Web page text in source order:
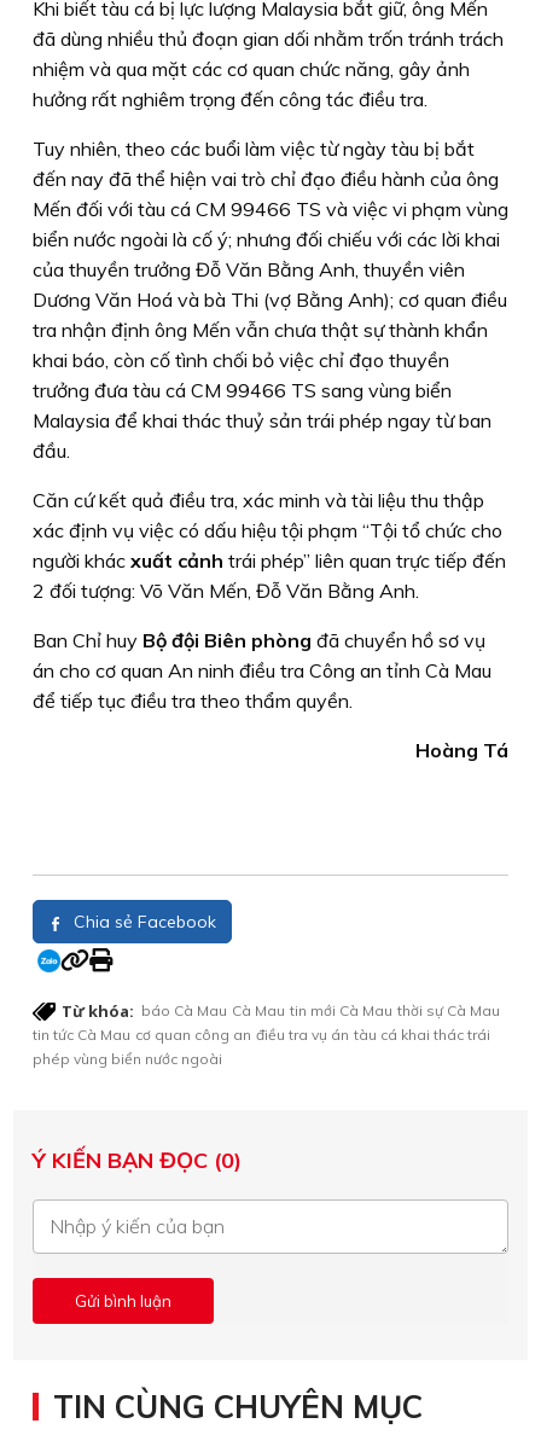
Khi biết tàu cá bị lực lượng Malaysia bắt giữ, ông Mến
đã dùng nhiều thủ đoạn gian dối nhằm trốn tránh trách
nhiệm và qua mặt các cơ quan chức năng, gây ảnh
hưởng rất nghiêm trọng đến công tác điều tra.
Tuy nhiên, theo các buổi làm việc từ ngày tàu bị bắt
đến nay đã thể hiện vai trò chỉ đạo điều hành của ông
Mến đối với tàu cá CM 99466 TS và việc vi phạm vùng
biển nước ngoài là cố ý; nhưng đối chiếu với các lời khai
của thuyền trưởng Đỗ Văn Bằng Anh, thuyền viên
Dương Văn Hoá và bà Thi (vợ Bằng Anh); cơ quan điều
tra nhận định ông Mến vẫn chưa thật sự thành khẩn
khai báo, còn cố tình chối bỏ việc chỉ đạo thuyền
trưởng đưa tàu cá CM 99466 TS sang vùng biển
Malaysia để khai thác thuỷ sản trái phép ngay từ ban
đầu.
Căn cứ kết quả điều tra, xác minh và tài liệu thu thập
xác định vụ việc có dấu hiệu tội phạm “Tội tổ chức cho
người khác xuất cảnh trái phép” liên quan trực tiếp đến
2 đối tượng: Võ Văn Mến, Đỗ Văn Bằng Anh.
Ban Chỉ huy Bộ đội Biên phòng đã chuyển hồ sơ vụ
án cho cơ quan An ninh điều tra Công an tỉnh Cà Mau
để tiếp tục điều tra theo thẩm quyền.
Hoàng Tá
Chia sẻ Facebook
Từ khóa: báo Cà Mau Cà Mau tin mới Cà Mau thời sự Cà Mau
tin tức Cà Mau cơ quan công an điều tra vụ án tàu cá khai thác trái
phép vùng biển nước ngoài
Ý KIẾN BẠN ĐỌC (0)
TIN CÙNG CHUYÊN MỤC